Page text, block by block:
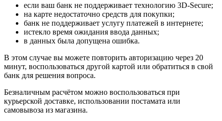
если ваш банк не поддерживает технологию 3D-Secure;
на карте недостаточно средств для покупки;
банк не поддерживает услугу платежей в интернете;
истекло время ожидания ввода данных;
в данных была допущена ошибка.
В этом случае вы можете повторить авторизацию через 20
минут, воспользоваться другой картой или обратиться в свой
банк для решения вопроса.
Безналичным расчётом можно воспользоваться при
курьерской доставке, использовании постамата или
самовывоза из магазина.